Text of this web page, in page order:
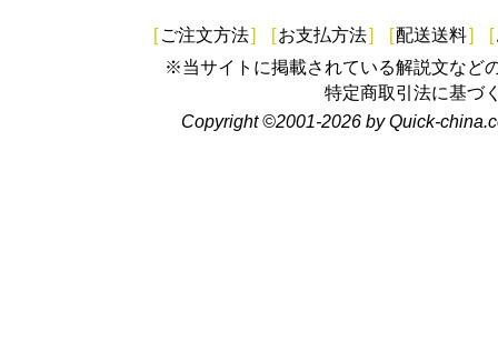
[ ご注文方法] [お支払方法] [配送送料] [
※当サイトに掲載されている解説文など
特定商取引法に基づ
Copyright ©2001-2026 by Quick-